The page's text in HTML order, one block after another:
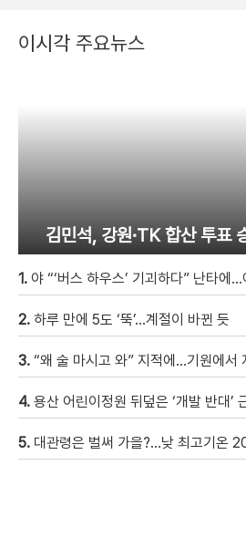
이시각 주요뉴스
김민석, 강원·TK 합산 투표
1. 야 “‘버스 하우스’ 기괴하다” 난타에
2. 하루 만에 5도 ‘뚝’…계절이 바뀐 듯
3. “왜 술 마시고 와” 지적에…기원에서
4. 용산 어린이정원 뒤덮은 ‘개발 반대’
5. 대관령은 벌써 가을?…낮 최고기온